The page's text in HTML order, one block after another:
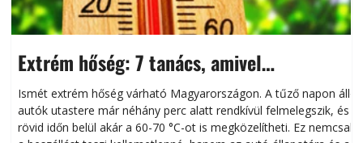
Extrém hőség: 7 tanács, amivel
megóvhatjuk autónkat a nyári károktól
Ismét extrém hőség várható Magyarországon. A tűző napon álló
autók utastere már néhány perc alatt rendkívül felmelegszik, és
rövid időn belül akár a 60-70 °C-ot is megközelítheti. Ez nemcsak